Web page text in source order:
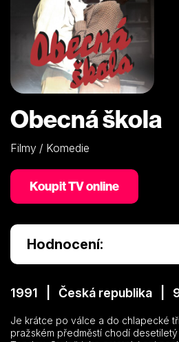
Obecná škola
Filmy / Komedie
Koupit TV online
Hodnocení:
1991 | Česká republika |
Je krátce po válce a do chlapecké
pražském předměstí chodí